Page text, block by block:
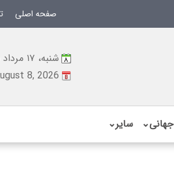
صفحه اصلی
شنبه، ۱۷ مرداد ۱۴۰۵
8, 2026
⌄ سایر⌄